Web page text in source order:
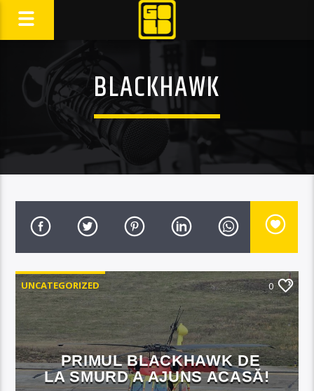
BLACKHAWK
UNCATEGORIZED 0
PRIMUL BLACKHAWK DE
LA SMURD A AJUNS ACASĂ!